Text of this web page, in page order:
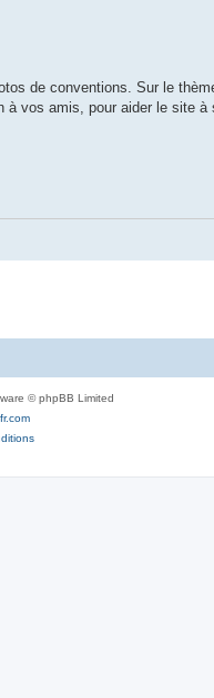
de conventions. Sur le
vos amis, pour aider le site à
© phpBB Limited